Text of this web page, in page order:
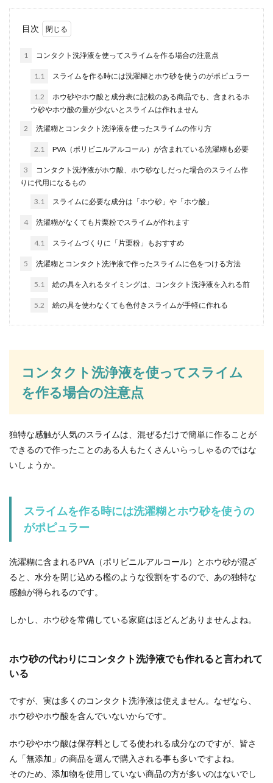
て考えてみた時、大学に再入学するか就職するか
という選択肢...
子供におすすめの髪型！おだんごヘア
はのサラサラの髪に苦戦する方も多いと思いま
す。少しく...
鳥が電線に大量にとまる理由と対策
ものすごい大量の鳥が電線にとまっている光景、
一匹で見...
まな板を削り直ししたい時の方法は？
日頃のメンテナンスも重要
木のまな板をずっと使い続けていると、カビが生
えたり黒ずんでしまうことがあります。素材が木
なので、削り...
レコレ色々とご紹介！
い人...
方法やポイント
はないでしょうか？プラバンを使うと簡単にキー
た場合はどうなるのか
高校受験に影響が出る中学校の通知表。そもそも
その付け方はどんな基準となっているのでしょう
目次
1 コンタクト洗浄液を使ってスライムを作る場合の注意点
1.1 スライムを作る時には洗濯糊とホウ砂を使うのがポピュラー
1.2
ホウ砂やホウ酸と成分表に記載のある商品でも、含まれるホ
ウ砂やホウ酸の量が少ないとスライムは作れません
2 洗濯糊とコンタクト洗浄液を使ったスライムの作り方
2.1 PVA（ポリビニルアルコール）が含まれている洗濯糊も必要
3
コンタクト洗浄液がホウ酸、ホウ砂なしだった場合のスライム作
りに代用になるもの
3.1 スライムに必要な成分は「ホウ砂」や「ホウ酸」
4 洗濯糊がなくても片栗粉でスライムが作れます
4.1 スライムづくりに「片栗粉」もおすすめ
5 洗濯糊とコンタクト洗浄液で作ったスライムに色をつける方法
5.1 絵の具を入れるタイミングは、コンタクト洗浄液を入れる前
5.2 絵の具を使わなくても色付きスライムが手軽に作れる
コンタクト洗浄液を使ってスライム
を作る場合の注意点
独特な感触が人気のスライムは、混ぜるだけで簡単に作ることが
できるので作ったことのある人もたくさんいらっしゃるのではな
いしょうか。
スライムを作る時には洗濯糊とホウ砂を使うの
がポピュラー
洗濯糊に含まれるPVA（ポリビニルアルコール）とホウ砂が混ざ
ると、水分を閉じ込める檻のような役割をするので、あの独特な
感触が得られるのです。
しかし、ホウ砂を常備している家庭はほどんどありませんよね。
ホウ砂の代わりにコンタクト洗浄液でも作れると言われて
いる
ですが、実は多くのコンタクト洗浄液は使えません。なぜなら、
ホウ砂やホウ酸を含んでいないからです。
ホウ砂やホウ酸は保存料としてる使われる成分なのですが、皆さ
ん「無添加」の商品を選んで購入される事も多いですよね。
そのため、添加物を使用していない商品の方が多いのはないでし